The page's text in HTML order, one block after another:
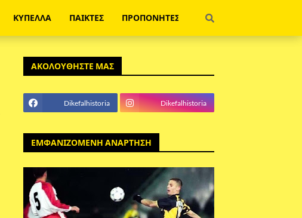
ΚΥΠΕΛΛΑ ΠΑΙΚΤΕΣ ΠΡΟΠΟΝΗΤΕΣ
ΑΚΟΛΟΥΘΗΣΤΕ ΜΑΣ
Dikefalhistoria Dikefalhistoria
ΕΜΦΑΝΙΖΟΜΕΝΗ ΑΝΑΡΤΗΣΗ